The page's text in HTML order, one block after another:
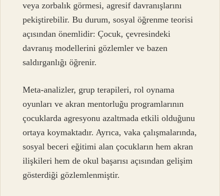
veya zorbalık görmesi, agresif davranışlarını
pekiştirebilir. Bu durum, sosyal öğrenme teorisi
açısından önemlidir: Çocuk, çevresindeki
davranış modellerini gözlemler ve bazen
saldırganlığı öğrenir.
Meta-analizler, grup terapileri, rol oynama
oyunları ve akran mentorluğu programlarının
çocuklarda agresyonu azaltmada etkili olduğunu
ortaya koymaktadır. Ayrıca, vaka çalışmalarında,
sosyal beceri eğitimi alan çocukların hem akran
ilişkileri hem de okul başarısı açısından gelişim
gösterdiği gözlemlenmiştir.